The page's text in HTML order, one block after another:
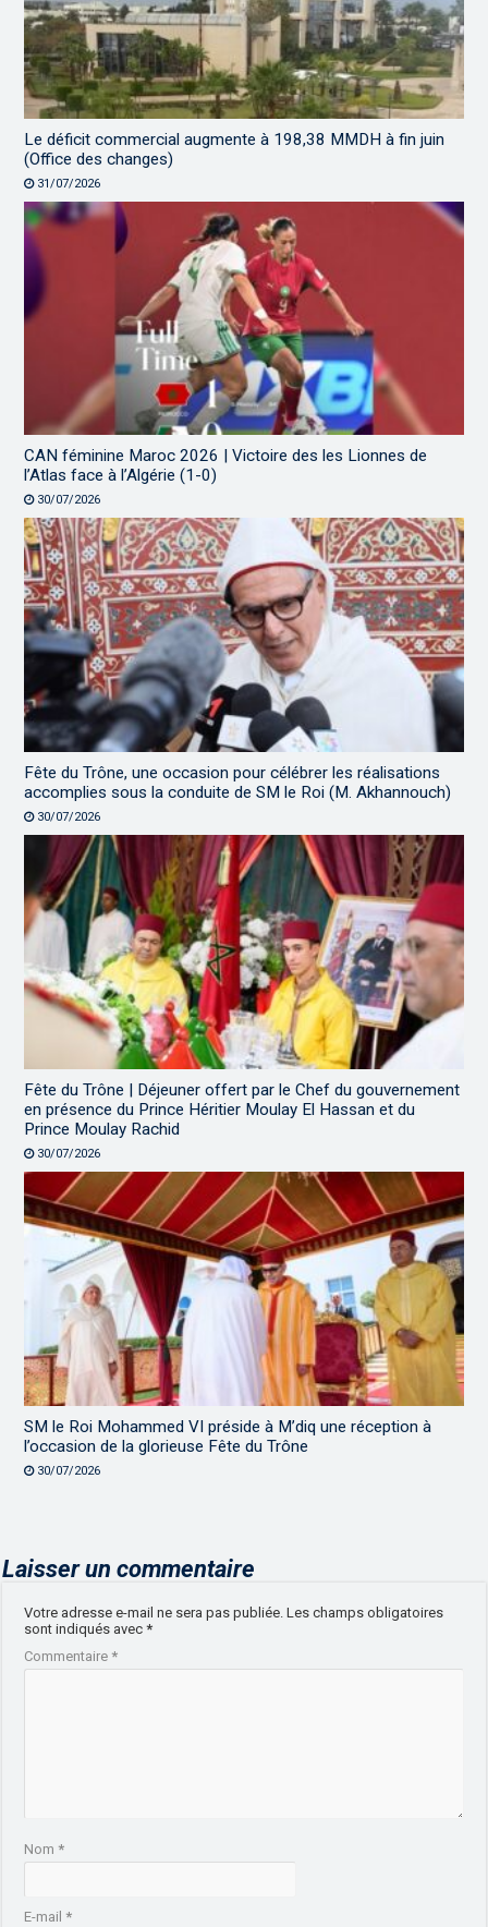
Le déficit commercial augmente à 198,38 MMDH à fin juin
(Office des changes)
31/07/2026
CAN féminine Maroc 2026 | Victoire des les Lionnes de
l’Atlas face à l’Algérie (1-0)
30/07/2026
Fête du Trône, une occasion pour célébrer les réalisations
accomplies sous la conduite de SM le Roi (M. Akhannouch)
30/07/2026
Fête du Trône | Déjeuner offert par le Chef du gouvernement
en présence du Prince Héritier Moulay El Hassan et du
Prince Moulay Rachid
30/07/2026
SM le Roi Mohammed VI préside à M’diq une réception à
l’occasion de la glorieuse Fête du Trône
30/07/2026
Laisser un commentaire
Votre adresse e-mail ne sera pas publiée. Les champs obligatoires
sont indiqués avec*
Commentaire*
Nom*
E-mail*